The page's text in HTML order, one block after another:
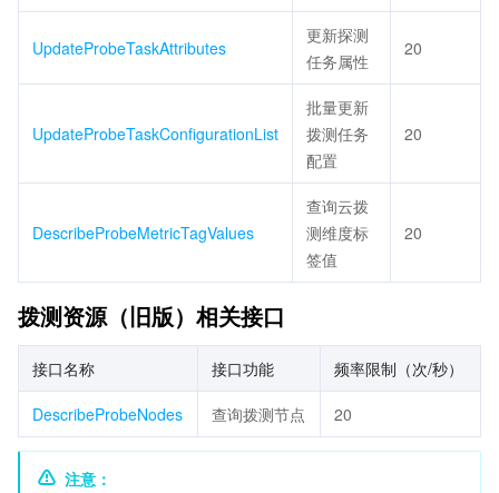
UpdateProbeTaskAttributes
更新探测
任务属性
20
UpdateProbeTaskConfigurationList
批量更新
拨测任务
配置
20
DescribeProbeMetricTagValues
查询云拨
测维度标
签值
20
拨测资源（旧版）相关接口
接口名称 接口功能 频率限制（次/秒）
DescribeProbeNodes 查询拨测节点 20
注意：